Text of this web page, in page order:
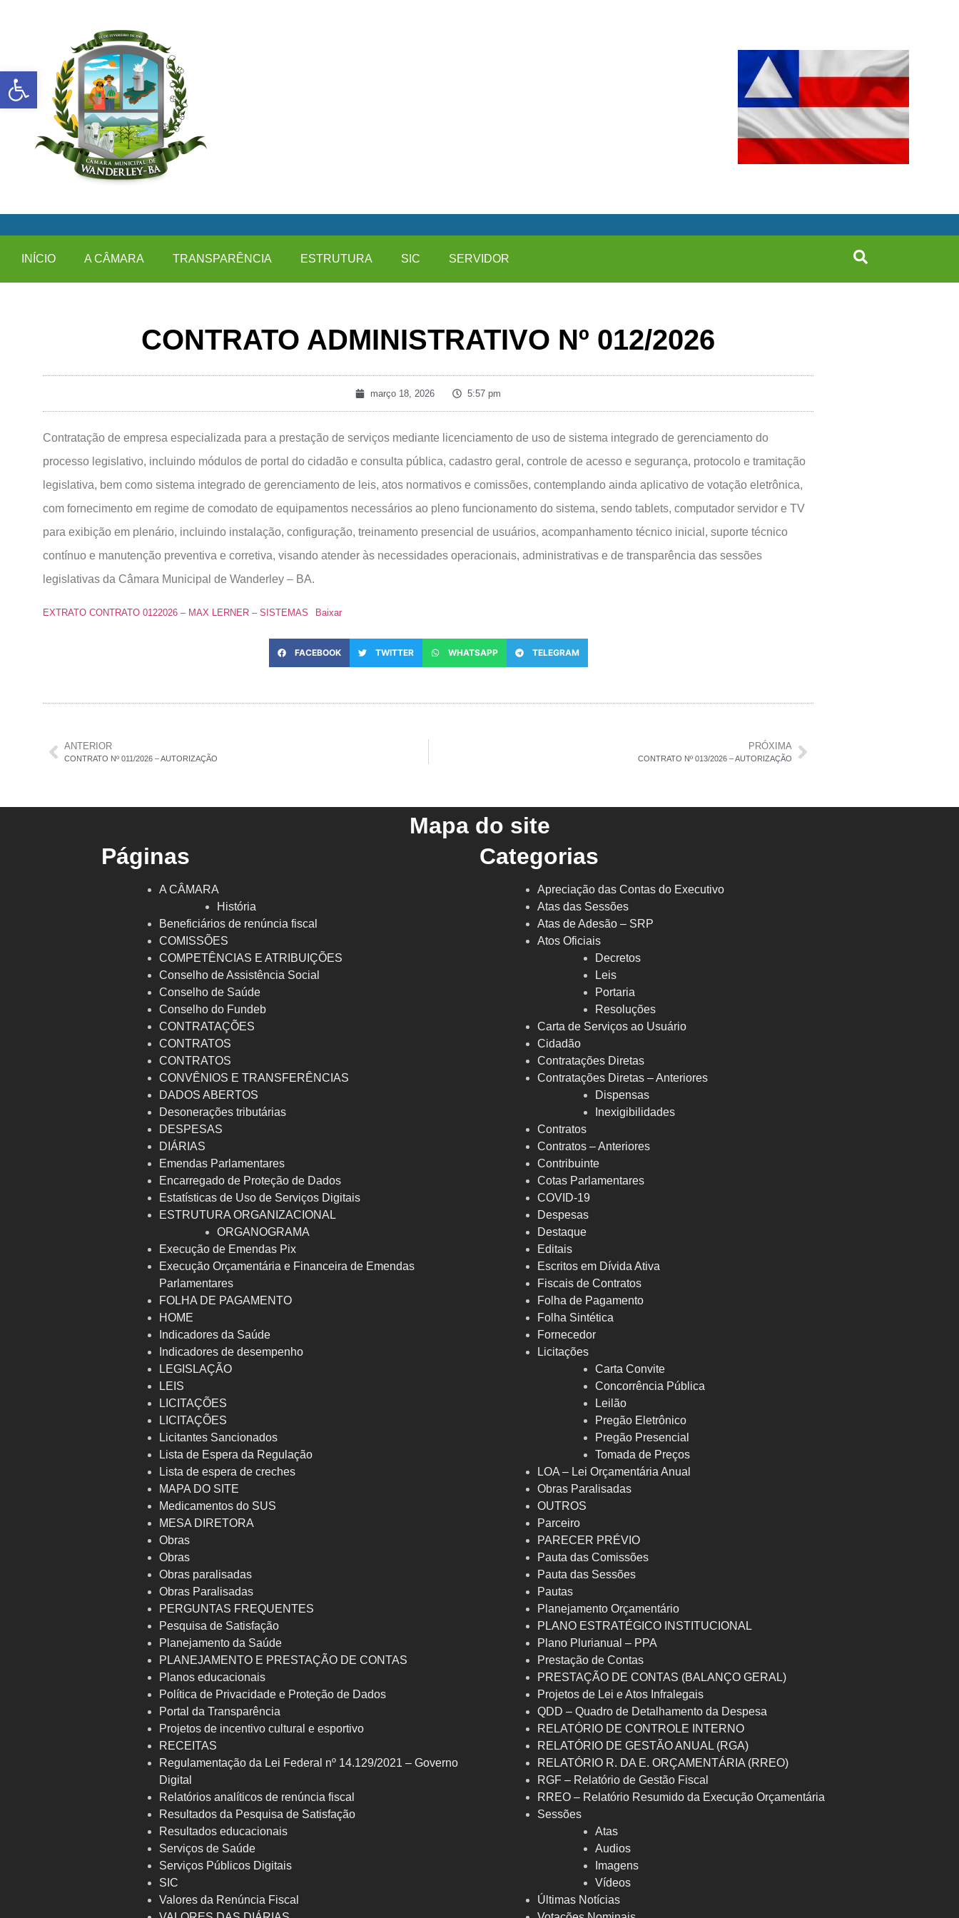
INÍCIO A CÂMARA TRANSPARÊNCIA ESTRUTURA SIC SERVIDOR
CONTRATO ADMINISTRATIVO Nº 012/2026
março 18, 2026 5:57 pm
Contratação de empresa especializada para a prestação de serviços mediante licenciamento de uso de sistema integrado de gerenciamento do
processo legislativo, incluindo módulos de portal do cidadão e consulta pública, cadastro geral, controle de acesso e segurança, protocolo e tramitação
legislativa, bem como sistema integrado de gerenciamento de leis, atos normativos e comissões, contemplando ainda aplicativo de votação eletrônica,
com fornecimento em regime de comodato de equipamentos necessários ao pleno funcionamento do sistema, sendo tablets, computador servidor e TV
para exibição em plenário, incluindo instalação, configuração, treinamento presencial de usuários, acompanhamento técnico inicial, suporte técnico
contínuo e manutenção preventiva e corretiva, visando atender às necessidades operacionais, administrativas e de transparência das sessões
legislativas da Câmara Municipal de Wanderley – BA.
EXTRATO CONTRATO 0122026 – MAX LERNER – SISTEMAS Baixar
FACEBOOK TWITTER WHATSAPP TELEGRAM
ANTERIOR
CONTRATO Nº 011/2026 – AUTORIZAÇÃO
PRÓXIMA
CONTRATO Nº 013/2026 – AUTORIZAÇÃO
Mapa do site
Páginas
A CÂMARA
História
Beneficiários de renúncia fiscal
COMISSÕES
COMPETÊNCIAS E ATRIBUIÇÕES
Conselho de Assistência Social
Conselho de Saúde
Conselho do Fundeb
CONTRATAÇÕES
CONTRATOS
CONTRATOS
CONVÊNIOS E TRANSFERÊNCIAS
DADOS ABERTOS
Desonerações tributárias
DESPESAS
DIÁRIAS
Emendas Parlamentares
Encarregado de Proteção de Dados
Estatísticas de Uso de Serviços Digitais
ESTRUTURA ORGANIZACIONAL
ORGANOGRAMA
Execução de Emendas Pix
Execução Orçamentária e Financeira de Emendas
Parlamentares
FOLHA DE PAGAMENTO
HOME
Indicadores da Saúde
Indicadores de desempenho
LEGISLAÇÃO
LEIS
LICITAÇÕES
LICITAÇÕES
Licitantes Sancionados
Lista de Espera da Regulação
Lista de espera de creches
MAPA DO SITE
Medicamentos do SUS
MESA DIRETORA
Obras
Obras
Obras paralisadas
Obras Paralisadas
PERGUNTAS FREQUENTES
Pesquisa de Satisfação
Planejamento da Saúde
PLANEJAMENTO E PRESTAÇÃO DE CONTAS
Planos educacionais
Política de Privacidade e Proteção de Dados
Portal da Transparência
Projetos de incentivo cultural e esportivo
RECEITAS
Regulamentação da Lei Federal nº 14.129/2021 – Governo
Digital
Relatórios analíticos de renúncia fiscal
Resultados da Pesquisa de Satisfação
Resultados educacionais
Serviços de Saúde
Serviços Públicos Digitais
SIC
Valores da Renúncia Fiscal
Categorias
Apreciação das Contas do Executivo
Atas das Sessões
Atas de Adesão – SRP
Atos Oficiais
Decretos
Leis
Portaria
Resoluções
Carta de Serviços ao Usuário
Cidadão
Contratações Diretas
Contratações Diretas – Anteriores
Dispensas
Inexigibilidades
Contratos
Contratos – Anteriores
Contribuinte
Cotas Parlamentares
COVID-19
Despesas
Destaque
Editais
Escritos em Dívida Ativa
Fiscais de Contratos
Folha de Pagamento
Folha Sintética
Fornecedor
Licitações
Carta Convite
Concorrência Pública
Leilão
Pregão Eletrônico
Pregão Presencial
Tomada de Preços
LOA – Lei Orçamentária Anual
Obras Paralisadas
OUTROS
Parceiro
PARECER PRÉVIO
Pauta das Comissões
Pauta das Sessões
Pautas
Planejamento Orçamentário
PLANO ESTRATÉGICO INSTITUCIONAL
Plano Plurianual – PPA
Prestação de Contas
PRESTAÇÃO DE CONTAS (BALANÇO GERAL)
Projetos de Lei e Atos Infralegais
QDD – Quadro de Detalhamento da Despesa
RELATÓRIO DE CONTROLE INTERNO
RELATÓRIO DE GESTÃO ANUAL (RGA)
RELATÓRIO R. DA E. ORÇAMENTÁRIA (RREO)
RGF – Relatório de Gestão Fiscal
RREO – Relatório Resumido da Execução Orçamentária
Sessões
Atas
Audios
Imagens
Vídeos
Últimas Notícias
Abrir a barra de ferramentas